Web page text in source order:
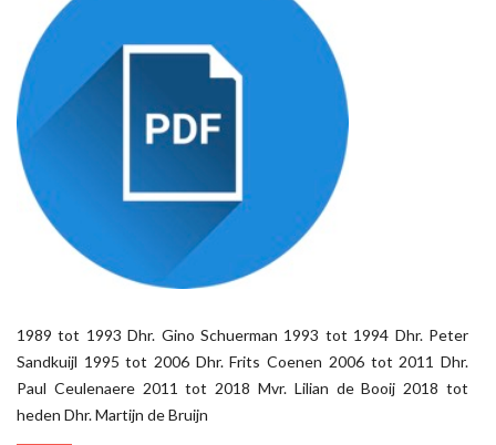
1989 tot 1993 Dhr. Gino Schuerman 1993 tot 1994 Dhr. Peter
Sandkuijl 1995 tot 2006 Dhr. Frits Coenen 2006 tot 2011 Dhr.
Paul Ceulenaere 2011 tot 2018 Mvr. Lilian de Booij 2018 tot
heden Dhr. Martijn de Bruijn